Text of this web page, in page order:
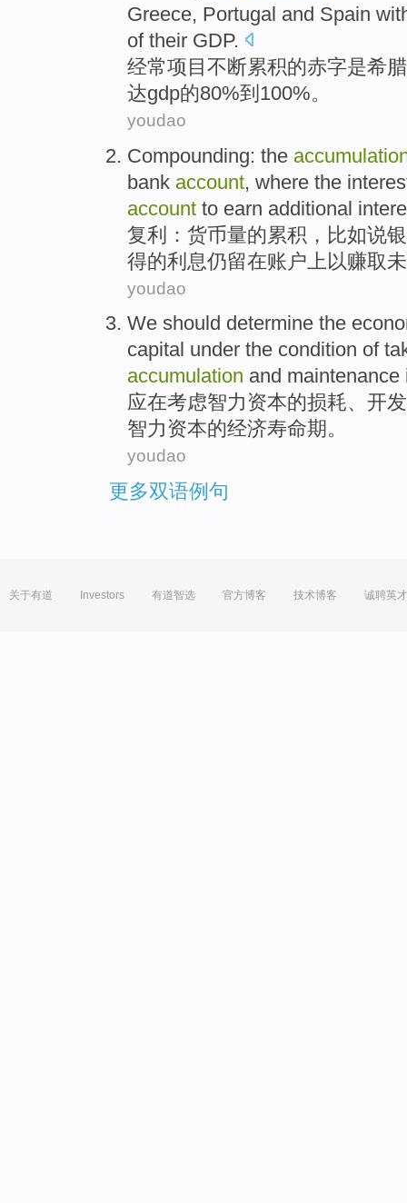
Greece, Portugal and Spain
of their GDP.
经常项目不断累积的赤字是希腊
达gdp的80%到100%。
youdao
Compounding: the
bank account, where the
account to earn additional
复利 ：货币量的 累积 ， 比如说
得的利息仍留在账户上 以赚取
youdao
We should determine the
capital under the condition of
accumulation and maintenance
应在考虑智力资本的损耗、 开发
智力资本的经济寿命期 。
youdao
更多双语例句
关于有道 Investors 有道智选 官方博客 技术博客 诚聘英才